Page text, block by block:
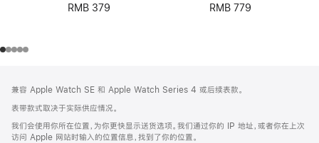
RMB 379 RMB 779
页
页
脚
注
兼容 Apple Watch SE 和 Apple Watch Series 4 或后续表款。
表带款式取决于实际供应情况。
我们会使用你所在位置，为你更快显示送货选项。我们通过你的 IP 地址，或者你在上次
访问 Apple 网站时输入的位置信息，找到了你的位置。